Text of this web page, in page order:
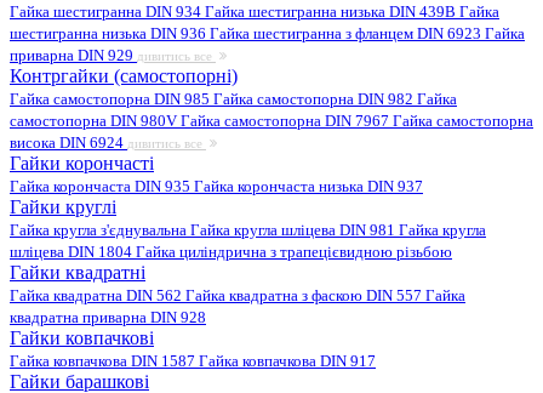
Гайка шестигранна DIN 934 Гайка шестигранна низька DIN 439B Гайка
шестигранна низька DIN 936 Гайка шестигранна з фланцем DIN 6923 Гайка
приварна DIN 929 дивитись все
Контргайки (самостопорні)
Гайка самостопорна DIN 985 Гайка самостопорна DIN 982 Гайка
самостопорна DIN 980V Гайка самостопорна DIN 7967 Гайка самостопорна
висока DIN 6924 дивитись все
Гайки корончасті
Гайка корончаста DIN 935 Гайка корончаста низька DIN 937
Гайки круглі
Гайка кругла з'єднувальна Гайка кругла шліцева DIN 981 Гайка кругла
шліцева DIN 1804 Гайка циліндрична з трапецієвидною різьбою
Гайки квадратні
Гайка квадратна DIN 562 Гайка квадратна з фаскою DIN 557 Гайка
квадратна приварна DIN 928
Гайки ковпачкові
Гайка ковпачкова DIN 1587 Гайка ковпачкова DIN 917
Гайки барашкові